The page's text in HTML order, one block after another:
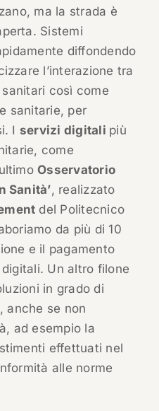
ma la strada è
Sistemi
diffondendo
l’interazione tra
così come
sanitarie, per
I servizi digitali più
come
Osservatorio
Sanità’, realizzato
del Politecnico
da più di 10
e il pagamento
Un altro filone
in grado di
anche se non
ad esempio la
effettuati nel
alle norme